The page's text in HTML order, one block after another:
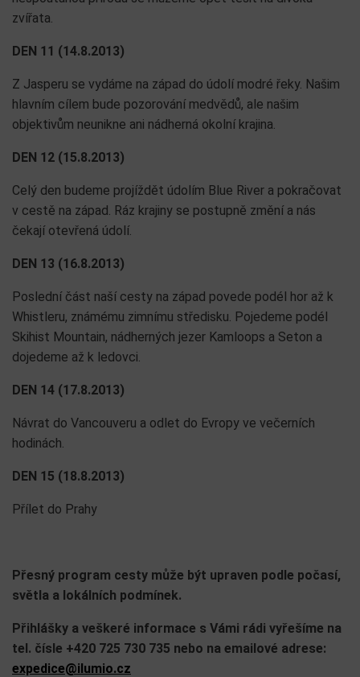
zvířata.
DEN 11 (14.8.2013)
Z Jasperu se vydáme na západ do údolí modré řeky. Našim
hlavním cílem bude pozorování medvědů, ale našim
objektivům neunikne ani nádherná okolní krajina.
DEN 12 (15.8.2013)
Celý den budeme projíždět údolím Blue River a pokračovat
v cestě na západ. Ráz krajiny se postupně změní a nás
čekají otevřená údolí.
DEN 13 (16.8.2013)
Poslední část naší cesty na západ povede podél hor až k
Whistleru, známému zimnímu středisku. Pojedeme podél
Skihist Mountain, nádherných jezer Kamloops a Seton a
dojedeme až k ledovci.
DEN 14 (17.8.2013)
Návrat do Vancouveru a odlet do Evropy ve večerních
hodinách.
DEN 15 (18.8.2013)
Přílet do Prahy
Přesný program cesty může být upraven podle počasí,
světla a lokálních podmínek.
Přihlášky a veškeré informace s Vámi rádi vyřešíme na
tel. čísle +420 725 730 735 nebo na emailové adrese:
expedice@ilumio.cz